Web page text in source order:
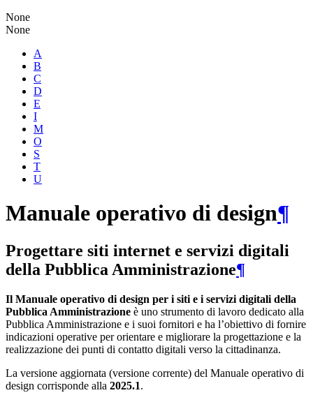
None
None
A
B
C
D
E
I
M
O
S
T
U
Manuale operativo di design¶
Progettare siti internet e servizi digitali
della Pubblica Amministrazione¶
Il Manuale operativo di design per i siti e i servizi digitali della
Pubblica Amministrazione è uno strumento di lavoro dedicato alla
Pubblica Amministrazione e i suoi fornitori e ha l’obiettivo di fornire
indicazioni operative per orientare e migliorare la progettazione e la
realizzazione dei punti di contatto digitali verso la cittadinanza.
La versione aggiornata (versione corrente) del Manuale operativo di
design corrisponde alla 2025.1.